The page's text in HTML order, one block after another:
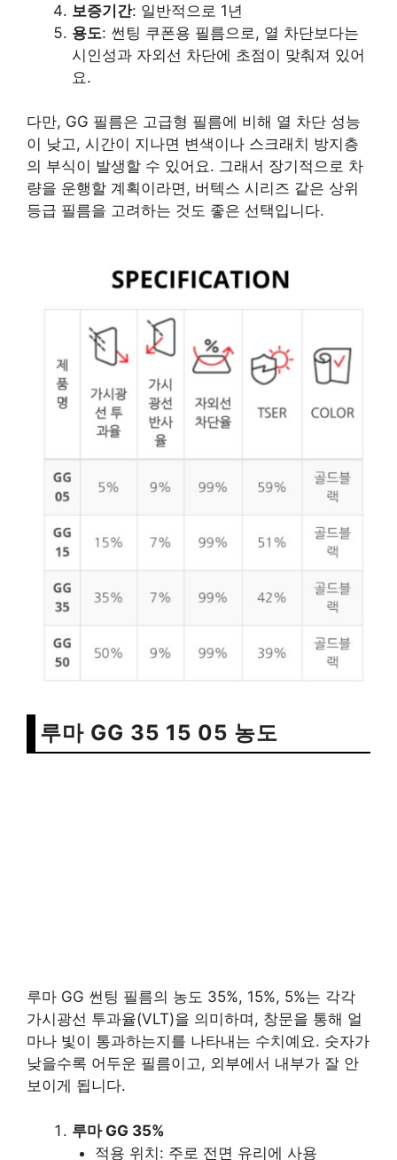
보증기간: 일반적으로 1년
용도: 썬팅 쿠폰용 필름으로, 열 차단보다는
시인성과 자외선 차단에 초점이 맞춰져 있어
요.
다만, GG 필름은 고급형 필름에 비해 열 차단 성능
이 낮고, 시간이 지나면 변색이나 스크래치 방지층
의 부식이 발생할 수 있어요. 그래서 장기적으로 차
량을 운행할 계획이라면, 버텍스 시리즈 같은 상위
등급 필름을 고려하는 것도 좋은 선택입니다.
루마 GG 35 15 05 농도
루마 GG 썬팅 필름의 농도 35%, 15%, 5%는 각각
가시광선 투과율(VLT)을 의미하며, 창문을 통해 얼
마나 빛이 통과하는지를 나타내는 수치예요. 숫자가
낮을수록 어두운 필름이고, 외부에서 내부가 잘 안
보이게 됩니다.
루마 GG 35%
적용 위치: 주로 전면 유리에 사용